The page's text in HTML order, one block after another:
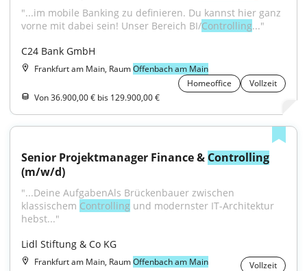
"...im mobile Banking zu definieren. Du kannst hier ganz
vorne mit dabei sein! Unser Bereich BI/Controlling..."
C24 Bank GmbH
Frankfurt am Main, RaumOffenbach am Main
Homeoffice
Vollzeit
Von 36.900,00 € bis 129.900,00 €
Senior Projektmanager Finance & Controlling
(m/w/d)
"...Deine AufgabenAls Brückenbauer zwischen
klassischem Controlling und modernster IT-Architektur
hebst..."
Lidl Stiftung & Co KG
Frankfurt am Main, RaumOffenbach am Main Vollzeit